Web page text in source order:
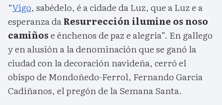
“Vigo, sabédelo, é a cidade da Luz, que a Luz e a
esperanza daResurrección ilumine os noso
camiñose énchenos de paz e alegría”. En gallego
y en alusión a la denominación que se ganó la
ciudad con la decoración navideña, cerró el
obispo de Mondoñedo-Ferrol, Fernando García
Cadiñanos, el pregón de la Semana Santa.